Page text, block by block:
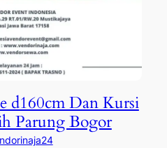
d160cm Dan Kursi
Parung Bogor